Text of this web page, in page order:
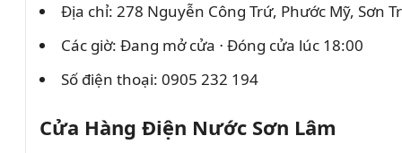
Địa chỉ: 278 Nguyễn Công Trứ, Phước Mỹ, Sơn
Các giờ: Đang mở cửa ⋅ Đóng cửa lúc 18:00
Số điện thoại: 0905 232 194
Cửa Hàng Điện Nước Sơn Lâm